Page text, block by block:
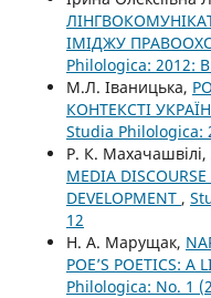
ІМІДЖУ
Philologica: 2012:
М.Л. Іваницька,
КОНТЕКСТІ
Studia Philologica:
Р. К.
MEDIA
DEVELOPMENT ,
12
Н. А. Марущак,
POЕ’S POETICS: A
Philologica: No. 1